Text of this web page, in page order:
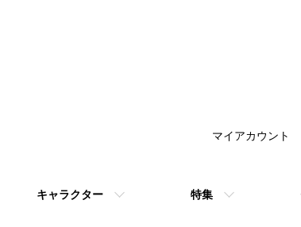
キャラクター 特集
マイアカウント